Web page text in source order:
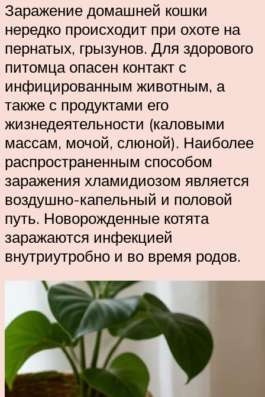
Заражение домашней кошки
нередко происходит при охоте на
пернатых, грызунов. Для здорового
питомца опасен контакт с
инфицированным животным, а
также с продуктами его
жизнедеятельности (каловыми
массам, мочой, слюной). Наиболее
распространенным способом
заражения хламидиозом является
воздушно-капельный и половой
путь. Новорожденные котята
заражаются инфекцией
внутриутробно и во время родов.